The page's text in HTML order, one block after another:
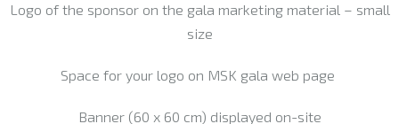
Logo of the sponsor on the gala marketing material – small
size
Space for your logo on MSK gala web page
Banner (60 x 60 cm) displayed on-site